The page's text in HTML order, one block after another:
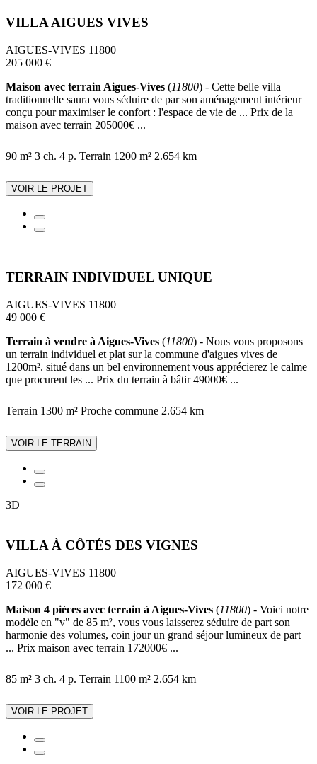
VILLA AIGUES VIVES
AIGUES-VIVES 11800
205 000 €
Maison avec terrain Aigues-Vives (11800) - Cette belle villa
traditionnelle saura vous séduire de par son aménagement intérieur
conçu pour maximiser le confort : l'espace de vie de ... Prix de la
maison avec terrain 205000€ ...
90 m² 3 ch. 4 p. Terrain 1200 m² 2.654 km
VOIR LE PROJET
TERRAIN INDIVIDUEL UNIQUE
AIGUES-VIVES 11800
49 000 €
Terrain à vendre à Aigues-Vives (11800) - Nous vous proposons
un terrain individuel et plat sur la commune d'aigues vives de
1200m². situé dans un bel environnement vous apprécierez le calme
que procurent les ... Prix du terrain à bâtir 49000€ ...
Terrain 1300 m² Proche commune 2.654 km
VOIR LE TERRAIN
3D
VILLA À CÔTÉS DES VIGNES
AIGUES-VIVES 11800
172 000 €
Maison 4 pièces avec terrain à Aigues-Vives (11800) - Voici notre
modèle en "v" de 85 m², vous vous laisserez séduire de part son
harmonie des volumes, coin jour un grand séjour lumineux de part
... Prix maison avec terrain 172000€ ...
85 m² 3 ch. 4 p. Terrain 1100 m² 2.654 km
VOIR LE PROJET